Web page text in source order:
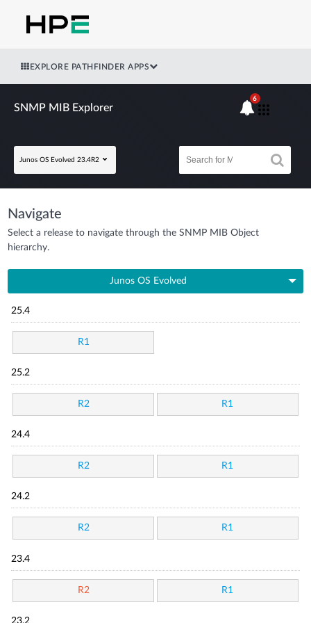
EXPLORE PATHFINDER APPS
SNMP MIB Explorer
Junos OS Evolved 23.4R2
6
Navigate
Select a release to navigate through the SNMP MIB Object
hierarchy.
Junos OS Evolved
25.4
R1
25.2
R2 R1
24.4
R2 R1
24.2
R2 R1
23.4
R2 R1
23.2